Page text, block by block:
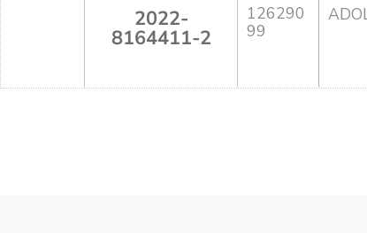
2022-
8164411-2
126290
99